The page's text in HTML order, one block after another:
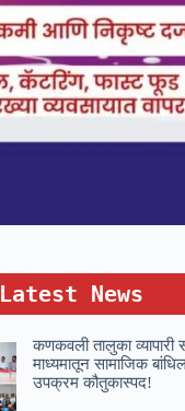
Latest News
कणकवली तालुका व्यापारी
माध्यमातून सामाजिक
उपक्रम कौतुकास्पद!